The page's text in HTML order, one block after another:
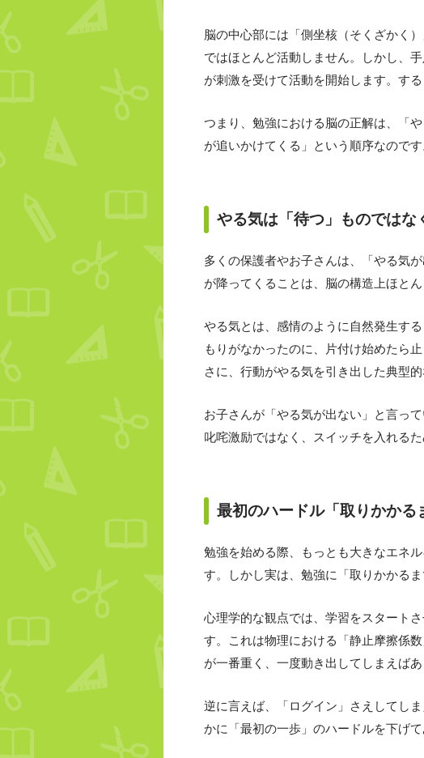
脳の中心部には「側坐核（そくざかく
ではほとんど活動しません。しかし、
が刺激を受けて活動を開始します。す
つまり、勉強における脳の正解は、「
が追いかけてくる」という順序なのです
やる気は「待つ」ものではな
多くの保護者やお子さんは、「やる気
が降ってくることは、脳の構造上ほとん
やる気とは、感情のように自然発生す
もりがなかったのに、片付け始めたら
さに、行動がやる気を引き出した典型的
お子さんが「やる気が出ない」と言っ
叱咤激励ではなく、スイッチを入れる
最初のハードル「取りかかる
勉強を始める際、もっとも大きなエネ
す。しかし実は、勉強に「取りかかる
心理学的な観点では、学習をスタート
す。これは物理における「静止摩擦係
が一番重く、一度動き出してしまえば
逆に言えば、「ログイン」さえしてし
かに「最初の一歩」のハードルを下げ